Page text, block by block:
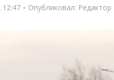
12:47 Опубликовал: Редактор